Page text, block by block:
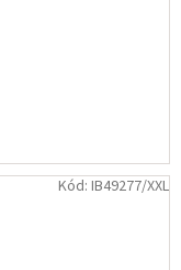
Kód: IB49277/XXL